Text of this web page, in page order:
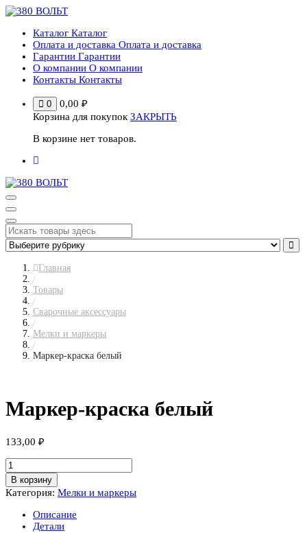
Перейти
содержимому
Каталог Каталог
Оплата и доставка Оплата и доставка
Гарантии Гарантии
О компании О компании
Контакты Контакты
0 0,00 ₽
Корзина для покупок ЗАКРЫТЬ
В корзине нет товаров.
Главная
/
Товары
/
Сварочные аксессуары
/
Мелки и маркеры
/
Маркер-краска белый
Маркер-краска белый
133,00 ₽
Количество
товара
Маркер-
краска
В корзину
Категория: Мелки и маркеры
Описание
Детали